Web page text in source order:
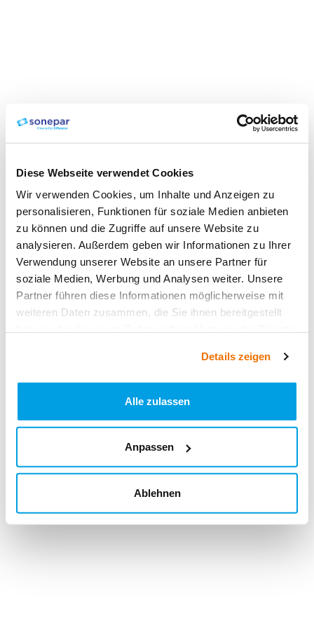
Diese Webseite verwendet Cookies
Wir verwenden Cookies, um Inhalte und Anzeigen zu
personalisieren, Funktionen für soziale Medien anbieten
zu können und die Zugriffe auf unsere Website zu
analysieren. Außerdem geben wir Informationen zu Ihrer
Verwendung unserer Website an unsere Partner für
soziale Medien, Werbung und Analysen weiter. Unsere
Partner führen diese Informationen möglicherweise mit
weiteren Daten zusammen, die Sie ihnen bereitgestellt
Details zeigen
Alle zulassen
Anpassen
Ablehnen